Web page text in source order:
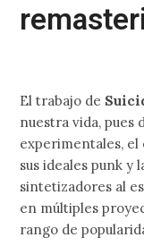
El trabajo de
nuestra vida, pues
experimentales,
sus ideales punk y
sintetizadores al
en múltiples
rango de